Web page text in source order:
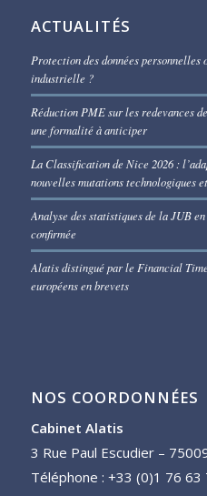
ACTUALITÉS
Protection des données
industrielle ?
Réduction PME sur les redevances
une formalité à anticiper
La Classification de Nice 2026 :
nouvelles mutations technologiques
Analyse des statistiques de la JUB
confirmée
Alatis distingué par le Financial
européens en brevets
NOS COORDONNÉES
Cabinet Alatis
3 Rue Paul Escudier –
Téléphone : +33 (0)1 76 63